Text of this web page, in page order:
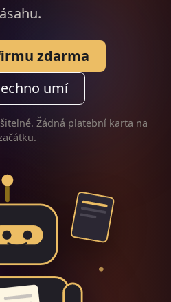
zdarma
umí
Žádná platební karta na